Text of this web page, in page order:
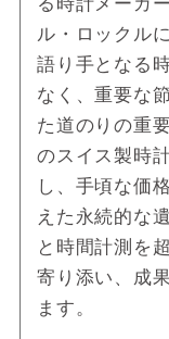
ル・ロックル
語り手となる
なく、重要な
た道のりの重
のスイス製時
し、手頃な価
えた永続的な
と時間計測を
寄り添い、成
ます。